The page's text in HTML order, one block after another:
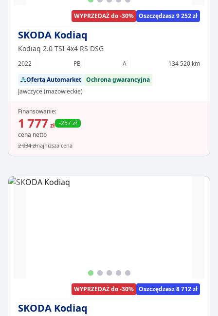
WYPRZEDAŻ do -30% Oszczędzasz 9 252 zł
SKODA Kodiaq
Kodiaq 2.0 TSI 4x4 RS DSG
2022 PB A
134 520 km
Oferta Automarket Ochrona gwarancyjna
Jawczyce (mazowieckie)
Finansowanie:
1 777 zł -257 zł
cena netto
2 034 złnajniższa cena
WYPRZEDAŻ do -30% Oszczędzasz 8 712 zł
SKODA Kodiaq